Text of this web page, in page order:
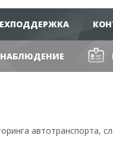
автотранспорта,